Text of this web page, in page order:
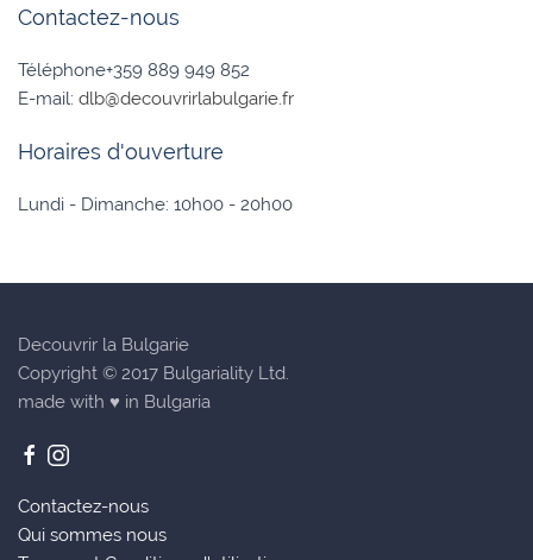
Contactez-nous
Téléphone+359 889 949 852
E-mail: dlb@decouvrirlabulgarie.fr
Horaires d'ouverture
Lundi - Dimanche: 10h00 - 20h00
Decouvrir la Bulgarie
Copyright © 2017 Bulgariality Ltd.
made with ♥ in Bulgaria
Contactez-nous
Qui sommes nous